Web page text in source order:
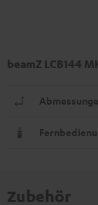
beamZ LCB144
Zubehör